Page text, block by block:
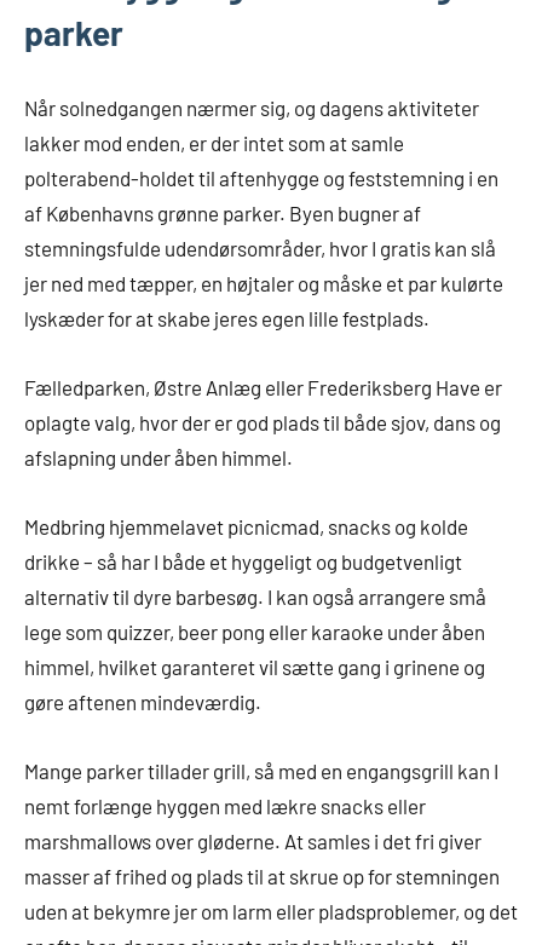
parker
Når solnedgangen nærmer sig, og dagens aktiviteter
lakker mod enden, er der intet som at samle
polterabend-holdet til aftenhygge og feststemning i en
af Københavns grønne parker. Byen bugner af
stemningsfulde udendørsområder, hvor I gratis kan slå
jer ned med tæpper, en højtaler og måske et par kulørte
lyskæder for at skabe jeres egen lille festplads.
Fælledparken, Østre Anlæg eller Frederiksberg Have er
oplagte valg, hvor der er god plads til både sjov, dans og
afslapning under åben himmel.
Medbring hjemmelavet picnicmad, snacks og kolde
drikke – så har I både et hyggeligt og budgetvenligt
alternativ til dyre barbesøg. I kan også arrangere små
lege som quizzer, beer pong eller karaoke under åben
himmel, hvilket garanteret vil sætte gang i grinene og
gøre aftenen mindeværdig.
Mange parker tillader grill, så med en engangsgrill kan I
nemt forlænge hyggen med lækre snacks eller
marshmallows over gløderne. At samles i det fri giver
masser af frihed og plads til at skrue op for stemningen
uden at bekymre jer om larm eller pladsproblemer, og det